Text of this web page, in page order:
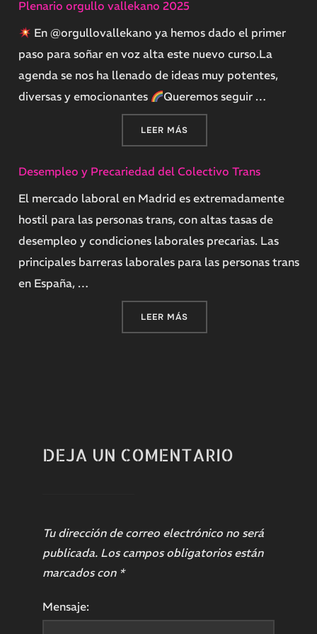
Plenario orgullo vallekano 2025
En @orgullovallekano ya hemos dado el primer
paso para soñar en voz alta este nuevo curso.La
agenda se nos ha llenado de ideas muy potentes,
diversas y emocionantes
Queremos seguir …
LEER MÁS«PLENARIO ORGULLO
Desempleo y Precariedad del Colectivo Trans
El mercado laboral en Madrid es extremadamente
hostil para las personas trans, con altas tasas de
desempleo y condiciones laborales precarias. Las
principales barreras laborales para las personas trans
en España, …
LEER MÁS«DESEMPLEO Y
DEJA UN COMENTARIO
Tu dirección de correo electrónico no será
publicada. Los campos obligatorios están
marcados con *
Mensaje: